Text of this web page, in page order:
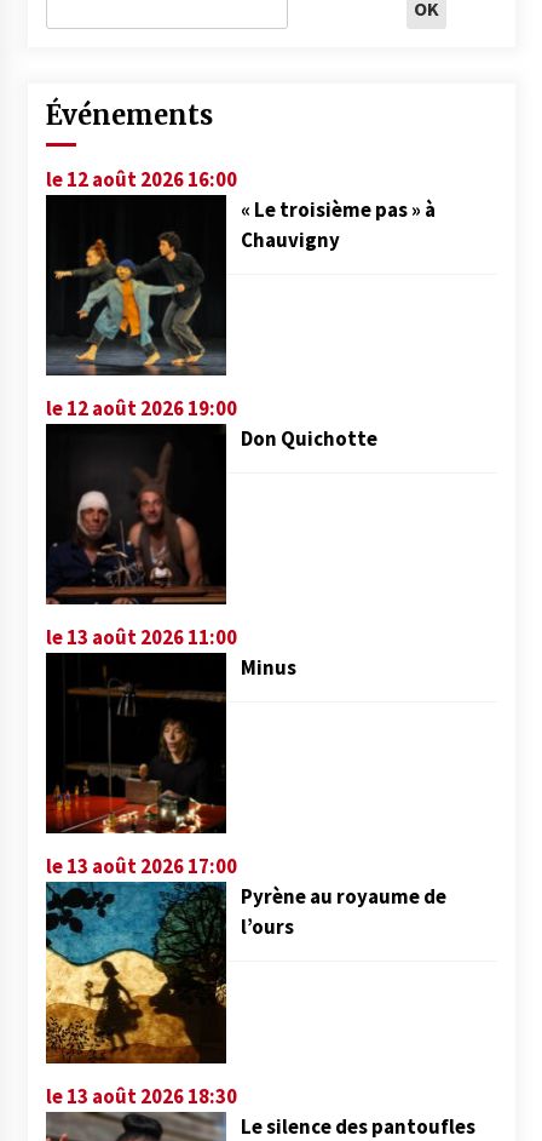
Événements
le 12 août 2026 16:00
« Le troisième pas » à
Chauvigny
le 12 août 2026 19:00
Don Quichotte
le 13 août 2026 11:00
Minus
le 13 août 2026 17:00
Pyrène au royaume de
l’ours
le 13 août 2026 18:30
Le silence des pantoufles